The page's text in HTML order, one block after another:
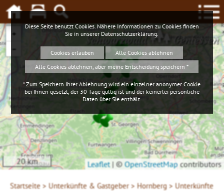
Schwarzwald Geniessen
+
−
20 km Leaflet | © OpenStreetMap contributors
Startseite > Unterkünfte & Gastgeber > Hornberg > Unterkünfte
Diese Seite benutzt Cookies. Nähere Informationen zu Cookies finden
Sie in unserer Datenschutzerklärung
Cookies erlauben
Alle Cookies ablehnen
Alle Cookies ablehnen, aber meine Entscheidung speichern *
* Zum Speichern Ihrer Ablehnung wird ein einzelner anonymer Cookie
bei Ihnen gesetzt, der 30 Tage gültig ist und der keinerlei persönliche
Daten über Sie enthält.